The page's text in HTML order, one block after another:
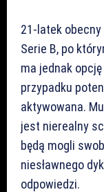
21-latek
Serie B, po
ma jednak
przypadku
aktywowana.
jest nierealny
będą mogli
niesławnego
odpowiedzi.